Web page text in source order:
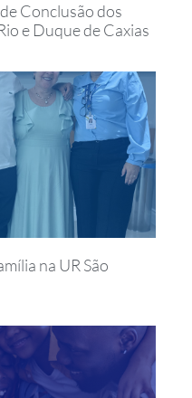
Conclusão dos
e Duque de Caxias
na UR São